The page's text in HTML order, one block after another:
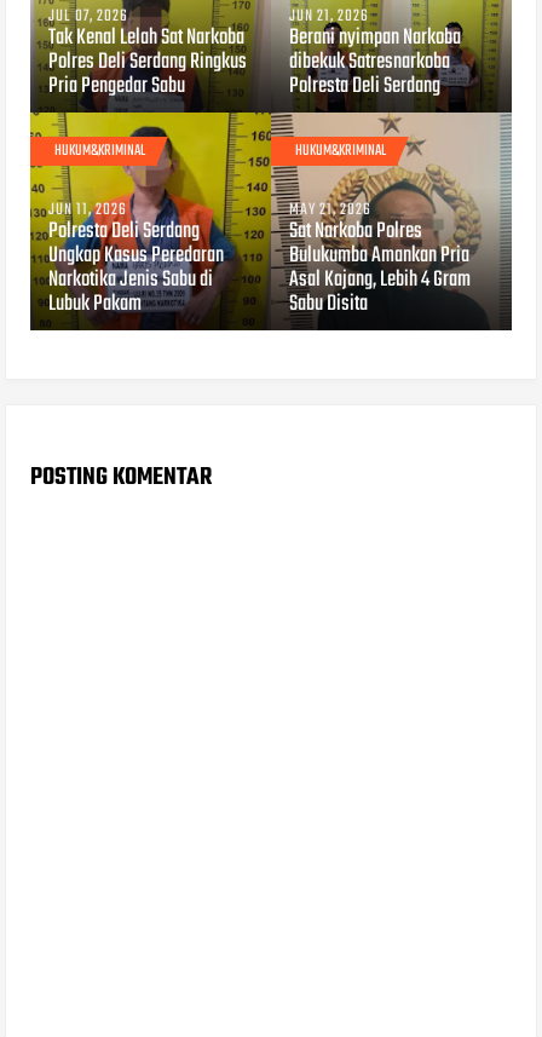
JUL 07, 2026
Tak Kenal Lelah Sat Narkoba
Polres Deli Serdang Ringkus
Pria Pengedar Sabu
JUN 21, 2026
Berani nyimpan Narkoba
dibekuk Satresnarkoba
Polresta Deli Serdang
HUKUM&KRIMINAL
JUN 11, 2026
Polresta Deli Serdang
Ungkap Kasus Peredaran
Narkotika Jenis Sabu di
Lubuk Pakam
HUKUM&KRIMINAL
MAY 21, 2026
Sat Narkoba Polres
Bulukumba Amankan Pria
Asal Kajang, Lebih 4 Gram
Sabu Disita
POSTING KOMENTAR